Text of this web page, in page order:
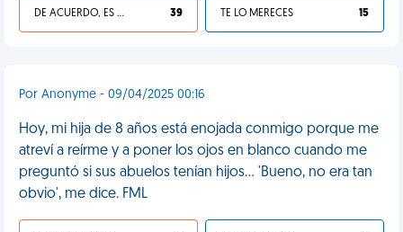
DE ACUERDO, ES UNA VIDA HP 39 TE LO MERECES 15
Por Anonyme - 09/04/2025 00:16
Hoy, mi hija de 8 años está enojada conmigo porque me
atreví a reírme y a poner los ojos en blanco cuando me
preguntó si sus abuelos tenían hijos... 'Bueno, no era tan
obvio', me dice. FML